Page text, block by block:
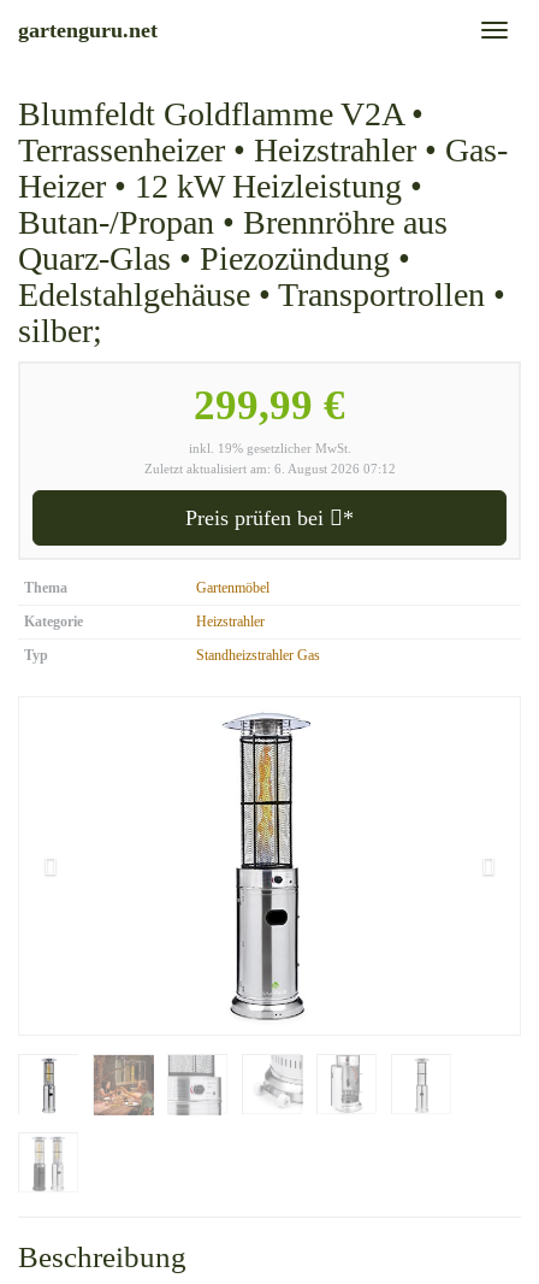
Toggle
gartenguru.net
Blumfeldt Goldflamme V2A •
Terrassenheizer • Heizstrahler • Gas-
Heizer • 12 kW Heizleistung •
Butan-/Propan • Brennröhre aus
Quarz-Glas • Piezozündung •
Edelstahlgehäuse • Transportrollen •
silber;
299,99 €
inkl. 19% gesetzlicher MwSt.
Zuletzt aktualisiert am: 6. August 2026 07:12
Preis prüfen bei *
Thema
Gartenmöbel
Kategorie
Heizstrahler
Typ
Standheizstrahler Gas
Beschreibung